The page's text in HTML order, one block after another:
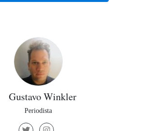
Gustavo Winkler
Periodista